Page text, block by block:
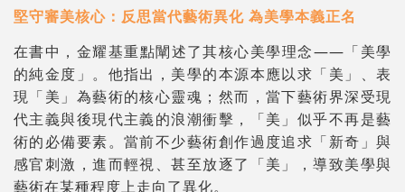
堅守審美核心：反思當代藝術異化 為美學本義正名
在書中，金耀基重點闡述了其核心美學理念——「美學
的純金度」。他指出，美學的本源本應以求「美」、表
現「美」為藝術的核心靈魂；然而，當下藝術界深受現
代主義與後現代主義的浪潮衝擊，「美」似乎不再是藝
術的必備要素。當前不少藝術創作過度追求「新奇」與
感官刺激，進而輕視、甚至放逐了「美」，導致美學與
藝術在某種程度上走向了異化。